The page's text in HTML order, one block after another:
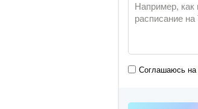
Соглашаюсь на